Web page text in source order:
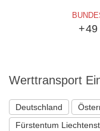
Werttransport
Deutschland
Fürstentum